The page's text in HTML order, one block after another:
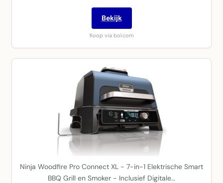
Bekijk
Koop via bol.com
Ninja Woodfire Pro Connect XL - 7-in-1 Elektrische Smart
BBQ Grill en Smoker - Inclusief Digitale…